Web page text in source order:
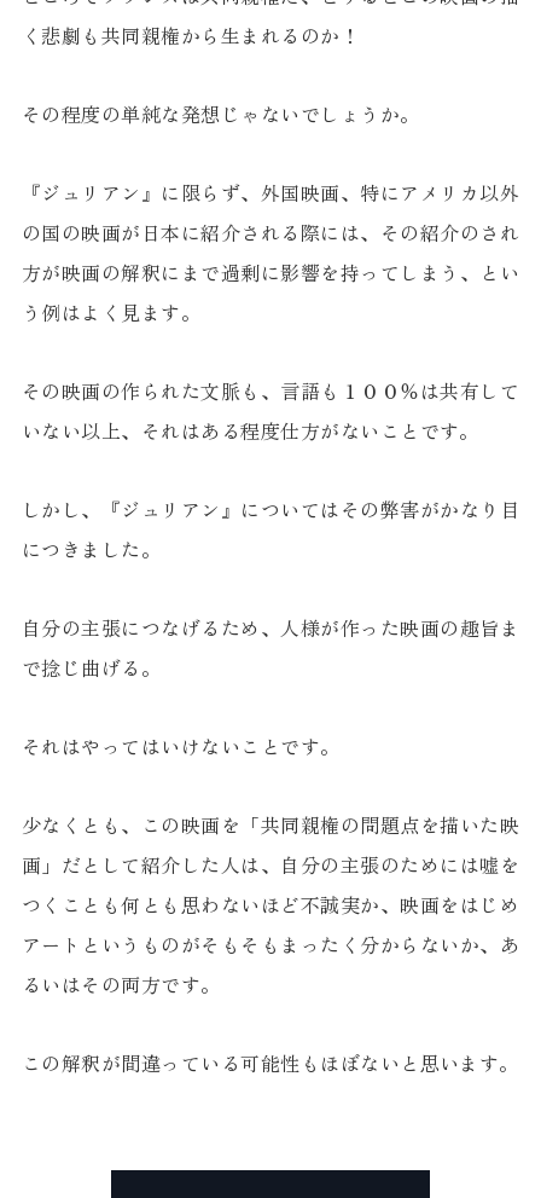
く悲劇も共同親権から生まれるのか！
その程度の単純な発想じゃないでしょうか。
『ジュリアン』に限らず、外国映画、特にアメリカ以外
の国の映画が日本に紹介される際には、その紹介のされ
方が映画の解釈にまで過剰に影響を持ってしまう、とい
う例はよく見ます。
その映画の作られた文脈も、言語も１００％は共有して
いない以上、それはある程度仕方がないことです。
しかし、『ジュリアン』についてはその弊害がかなり目
につきました。
自分の主張につなげるため、人様が作った映画の趣旨ま
で捻じ曲げる。
それはやってはいけないことです。
少なくとも、この映画を「共同親権の問題点を描いた映
画」だとして紹介した人は、自分の主張のためには嘘を
つくことも何とも思わないほど不誠実か、映画をはじめ
アートというものがそもそもまったく分からないか、あ
るいはその両方です。
この解釈が間違っている可能性もほぼないと思います。